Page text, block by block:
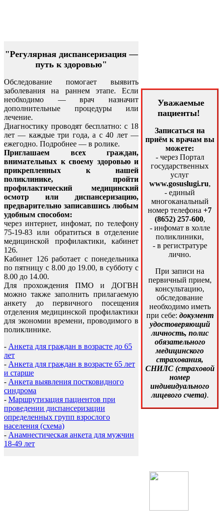
"Регулярная диспансеризация —
путь к здоровью"
Обследование помогает выявить
заболевания на раннем этапе. Если
необходимо — врач назначит
дополнительные процедуры или
лечение.
Диагностику проводят бесплатно: с 18
лет — каждые три года, а с 40 лет —
ежегодно. Подробнее — в ролике.
Приглашаем всех граждан,
внимательных к своему здоровью и
прикрепленных к нашей
поликлинике, пройти
профилактический медицинский
осмотр или диспансеризацию,
предварительно записавшись любым
удобным способом:
через интернет, инфомат, по телефону
75-19-83 или обратиться в отделение
медицинской профилактики, кабинет
126.
Кабинет 126 работает с понедельника
по пятницу с 8.00 до 19.00, в субботу с
8.00 до 14.00.
Для прохождения ПМО и ДОГВН
можно также заполнить прилагаемую
анкету до первичного посещения
отделения медицинской профилактики
для экономии времени, проводимого в
поликлинике.
- Анкета для граждан в возрасте до 65
лет
- Анкета для граждан в возрасте 65 лет
и старше
- Анкета выявления постковидного
синдрома
- Маршрутизация пациентов при
проведении диспансеризации
определенных групп взрослого
населения (схема)
- Анамнестическая анкета для мужчин
18-49 лет
Уважаемые
пациенты!
Записаться на
приём к врачам вы
можете:
- через Портал
государственных
услуг
www.gosuslugi.ru,
- единый
многоканальный
номер телефона +7
(8652) 257-600,
- инфомат в холле
поликлиники,
- в регистратуре
лично.
При записи на
первичный прием,
консультацию,
обследование
необходимо иметь
при себе: документ
удостоверяющий
личность, полис
обязательного
медицинского
страхования,
СНИЛС (страховой
номер
индивидуального
лицевого счета).